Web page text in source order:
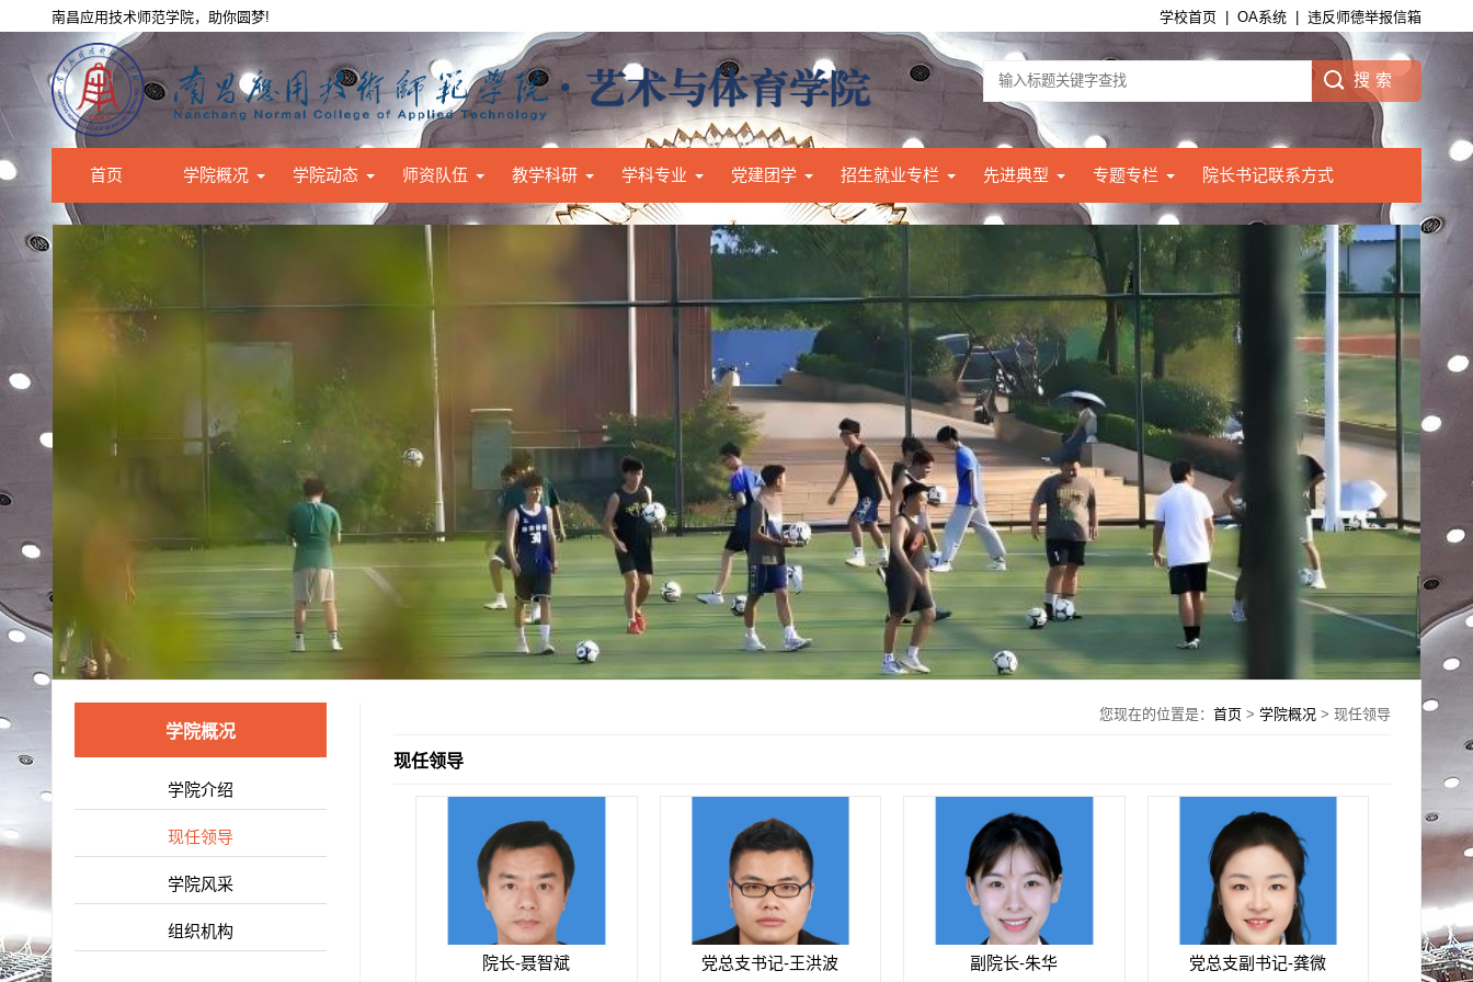
南昌应用技术师范学院，助你圆梦! 学校首页 OA系统 违反师德举报信箱
首页 学院概况 学院动态 师资队伍 教学科研 学科专业 党建团学 招生就业专栏 先进典型 专题专栏 院长书记联系方式
学院概况
学院介绍
现任领导
学院风采
组织机构
您现在的位置是： 首页 > 学院概况 > 现任领导
现任领导
院长-聂智斌 党总支书记-王洪波 副院长-朱华 党总支副书记-龚微